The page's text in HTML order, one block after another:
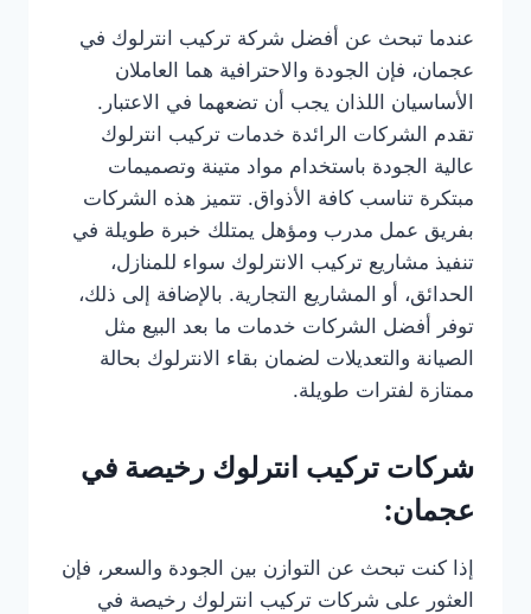
عندما تبحث عن أفضل شركة تركيب انترلوك في
عجمان، فإن الجودة والاحترافية هما العاملان
الأساسيان اللذان يجب أن تضعهما في الاعتبار.
تقدم الشركات الرائدة خدمات تركيب انترلوك
عالية الجودة باستخدام مواد متينة وتصميمات
مبتكرة تناسب كافة الأذواق. تتميز هذه الشركات
بفريق عمل مدرب ومؤهل يمتلك خبرة طويلة في
تنفيذ مشاريع تركيب الانترلوك سواء للمنازل،
الحدائق، أو المشاريع التجارية. بالإضافة إلى ذلك،
توفر أفضل الشركات خدمات ما بعد البيع مثل
الصيانة والتعديلات لضمان بقاء الانترلوك بحالة
ممتازة لفترات طويلة.
شركات تركيب انترلوك رخيصة في
عجمان:
إذا كنت تبحث عن التوازن بين الجودة والسعر، فإن
العثور على شركات تركيب انترلوك رخيصة في